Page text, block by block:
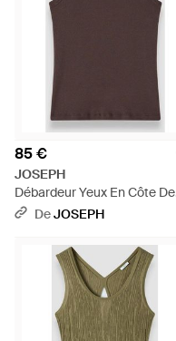
85 €
JOSEPH
Débardeur Yeux En Côte De
Coton - Marron
DeJOSEPH